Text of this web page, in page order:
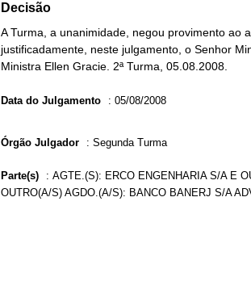
Decisão
A Turma, a unanimidade, negou provimento ao
justificadamente, neste julgamento, o Senhor
Ministra Ellen Gracie. 2ª Turma, 05.08.2008.
Data do Julgamento : 05/08/2008
Órgão Julgador : Segunda Turma
Parte(s) : AGTE.(S): ERCO ENGENHARIA S/A E
OUTRO(A/S) AGDO.(A/S): BANCO BANERJ S/A